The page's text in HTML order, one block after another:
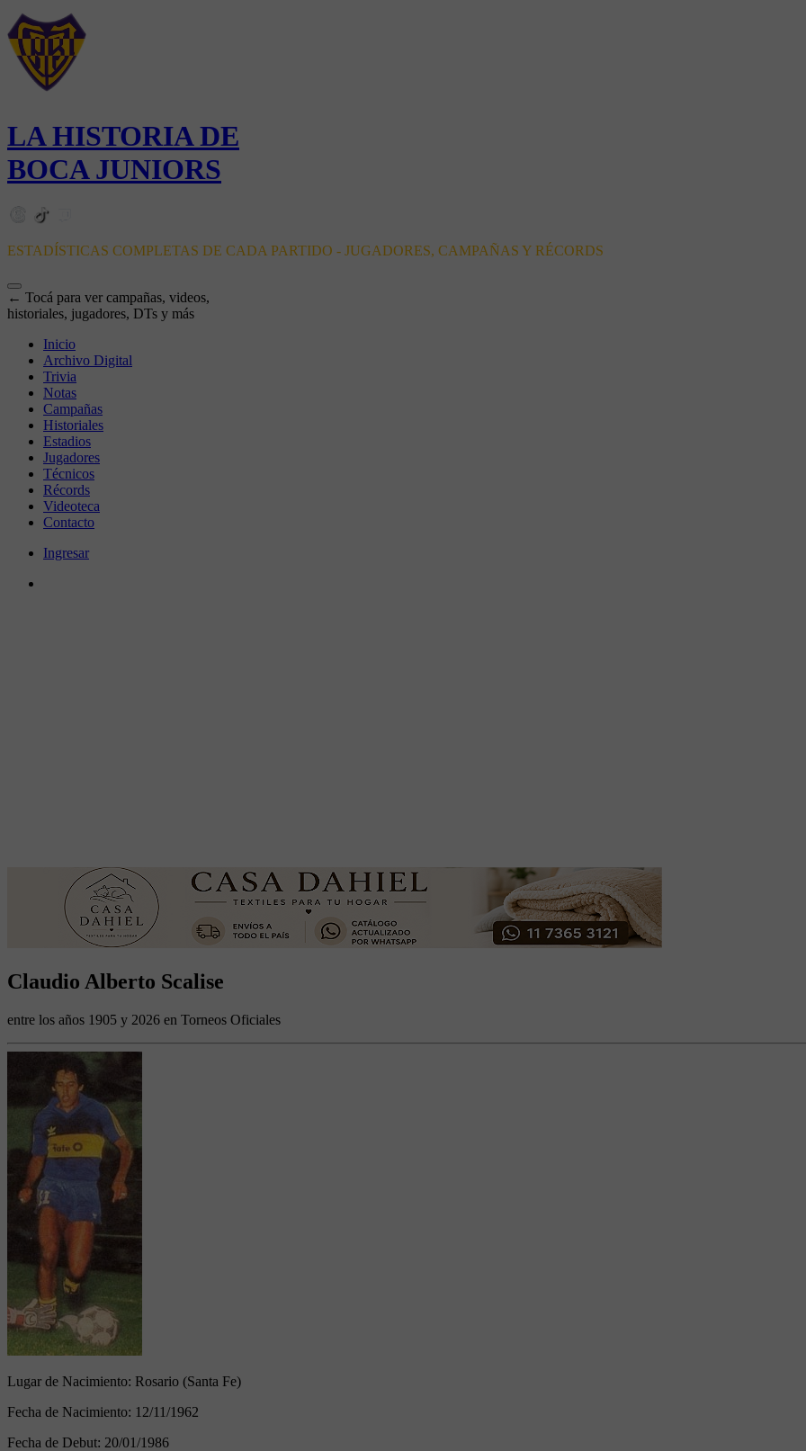
LA HISTORIA DE
BOCA JUNIORS
ESTADÍSTICAS COMPLETAS DE CADA PARTIDO - JUGADORES, CAMPAÑAS Y RÉCORDS
← Tocá para ver campañas, videos,
historiales, jugadores, DTs y más
Inicio
Archivo Digital
Trivia
Notas
Campañas
Historiales
Estadios
Jugadores
Técnicos
Récords
Videoteca
Contacto
Ingresar
Claudio Alberto Scalise
entre los años 1905 y 2026 en Torneos Oficiales
Lugar de Nacimiento: Rosario (Santa Fe)
Fecha de Nacimiento: 12/11/1962
Fecha de Debut: 20/01/1986